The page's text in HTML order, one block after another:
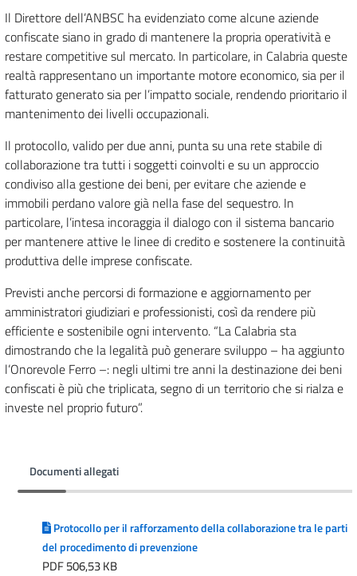
Il Direttore dell’ANBSC ha evidenziato come alcune aziende
confiscate siano in grado di mantenere la propria operatività e
restare competitive sul mercato. In particolare, in Calabria queste
realtà rappresentano un importante motore economico, sia per il
fatturato generato sia per l’impatto sociale, rendendo prioritario il
mantenimento dei livelli occupazionali.
Il protocollo, valido per due anni, punta su una rete stabile di
collaborazione tra tutti i soggetti coinvolti e su un approccio
condiviso alla gestione dei beni, per evitare che aziende e
immobili perdano valore già nella fase del sequestro. In
particolare, l’intesa incoraggia il dialogo con il sistema bancario
per mantenere attive le linee di credito e sostenere la continuità
produttiva delle imprese confiscate.
Previsti anche percorsi di formazione e aggiornamento per
amministratori giudiziari e professionisti, così da rendere più
efficiente e sostenibile ogni intervento. “La Calabria sta
dimostrando che la legalità può generare sviluppo – ha aggiunto
l’Onorevole Ferro –: negli ultimi tre anni la destinazione dei beni
confiscati è più che triplicata, segno di un territorio che si rialza e
investe nel proprio futuro”.
Documenti allegati
Protocollo per il rafforzamento della collaborazione tra le parti
del procedimento di prevenzione
PDF 506,53 KB